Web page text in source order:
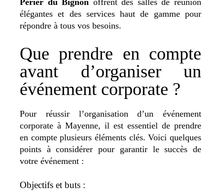
élégantes et des services haut de gamme pour
répondre à tous vos besoins.
Que prendre en compte
avant d’organiser un
événement corporate ?
Pour réussir l’organisation d’un événement
corporate à Mayenne, il est essentiel de prendre
en compte plusieurs éléments clés. Voici quelques
points à considérer pour garantir le succès de
votre événement :
Objectifs et buts :